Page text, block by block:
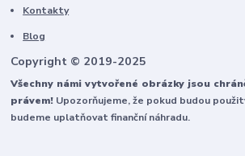
Kontakty
Blog
Copyright © 2019-2025
Všechny námi vytvořené obrázky jsou
právem! Upozorňujeme, že pokud budou
budeme uplatňovat finanční náhradu.